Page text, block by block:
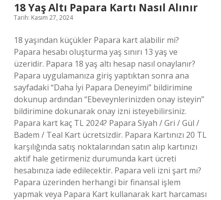
18 Yaş Altı Papara Kartı Nasıl Alınır
Tarih: Kasım 27, 2024
18 yaşından küçükler Papara kart alabilir mi?
Papara hesabı oluşturma yaş sınırı 13 yaş ve
üzeridir. Papara 18 yaş altı hesap nasıl onaylanır?
Papara uygulamanıza giriş yaptıktan sonra ana
sayfadaki “Daha İyi Papara Deneyimi” bildirimine
dokunup ardından “Ebeveynlerinizden onay isteyin”
bildirimine dokunarak onay izni isteyebilirsiniz.
Papara kart kaç TL 2024? Papara Siyah / Gri / Gül /
Badem / Teal Kart ücretsizdir. Papara Kartınızı 20 TL
karşılığında satış noktalarından satın alıp kartınızı
aktif hale getirmeniz durumunda kart ücreti
hesabınıza iade edilecektir. Papara veli izni şart mı?
Papara üzerinden herhangi bir finansal işlem
yapmak veya Papara Kart kullanarak kart harcaması